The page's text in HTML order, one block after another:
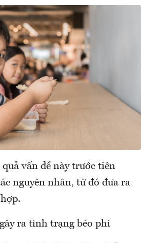
vấn đề này trước tiên
nguyên nhân, từ đó đưa ra
ra tình trạng béo phì